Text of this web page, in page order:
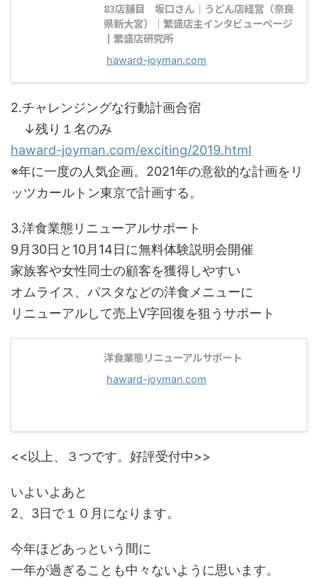
83店舗目 坂口さん｜うどん店経営（奈良
県新大宮）｜繁盛店主インタビューページ
┃繁盛店研究所
haward-joyman.com
2.チャレンジングな行動計画合宿
↓残り１名のみ
haward-joyman.com/exciting/2019.html
※年に一度の人気企画。2021年の意欲的な計画をリ
ッツカールトン東京で計画する。
3.洋食業態リニューアルサポート
9月30日と10月14日に無料体験説明会開催
家族客や女性同士の顧客を獲得しやすい
オムライス、パスタなどの洋食メニューに
リニューアルして売上V字回復を狙うサポート
洋食業態リニューアルサポート
haward-joyman.com
<<以上、３つです。好評受付中>>
いよいよあと
2、3日で１０月になります。
今年ほどあっという間に
一年が過ぎることも中々ないように思います。